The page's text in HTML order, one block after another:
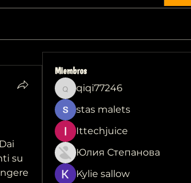
su
Miembros
qiqi77246
qiqi77246
stas malets
Ittechjuice
Юлия Степанова
Kylie sallow